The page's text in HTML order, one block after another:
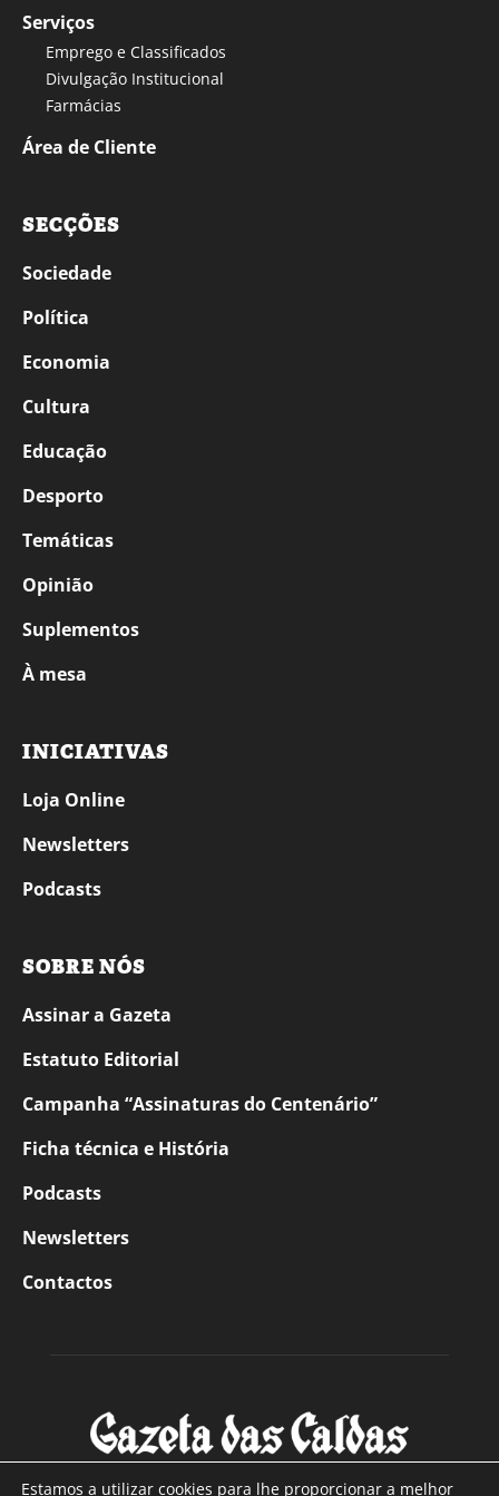
Serviços
Emprego e Classificados
Divulgação Institucional
Farmácias
Área de Cliente
SECÇÕES
Sociedade
Política
Economia
Cultura
Educação
Desporto
Temáticas
Opinião
Suplementos
À mesa
INICIATIVAS
Loja Online
Newsletters
Podcasts
SOBRE NÓS
Assinar a Gazeta
Estatuto Editorial
Campanha “Assinaturas do Centenário”
Ficha técnica e História
Podcasts
Newsletters
Contactos
Estamos a utilizar cookies para lhe proporcionar a melhor